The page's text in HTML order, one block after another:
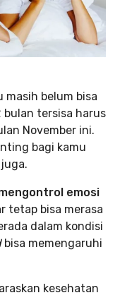
masih belum bisa
bulan tersisa harus
November ini.
bagi kamu
emosi
tetap bisa merasa
dalam kondisi
bisa memengaruhi
kesehatan